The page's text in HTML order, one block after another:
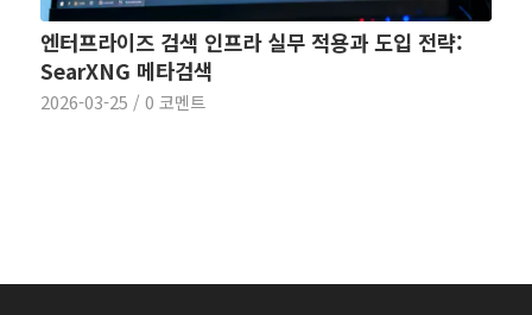
엔터프라이즈 검색 인프라 실무 적용과 도입 전략:
SearXNG 메타검색
2026-03-25 / 0 코멘트